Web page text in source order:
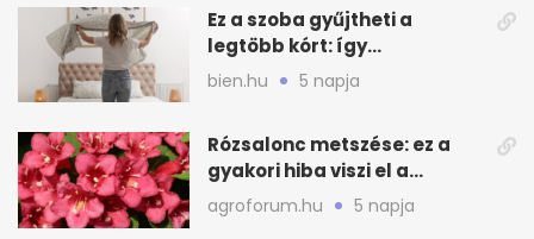
Ez a szoba gyűjtheti a
legtöbb kórt: így
mélytisztítsd otthon
bien.hu 5 napja
Rózsalonc metszése: ez a
gyakori hiba viszi el a
virágzást
agroforum.hu 5 napja